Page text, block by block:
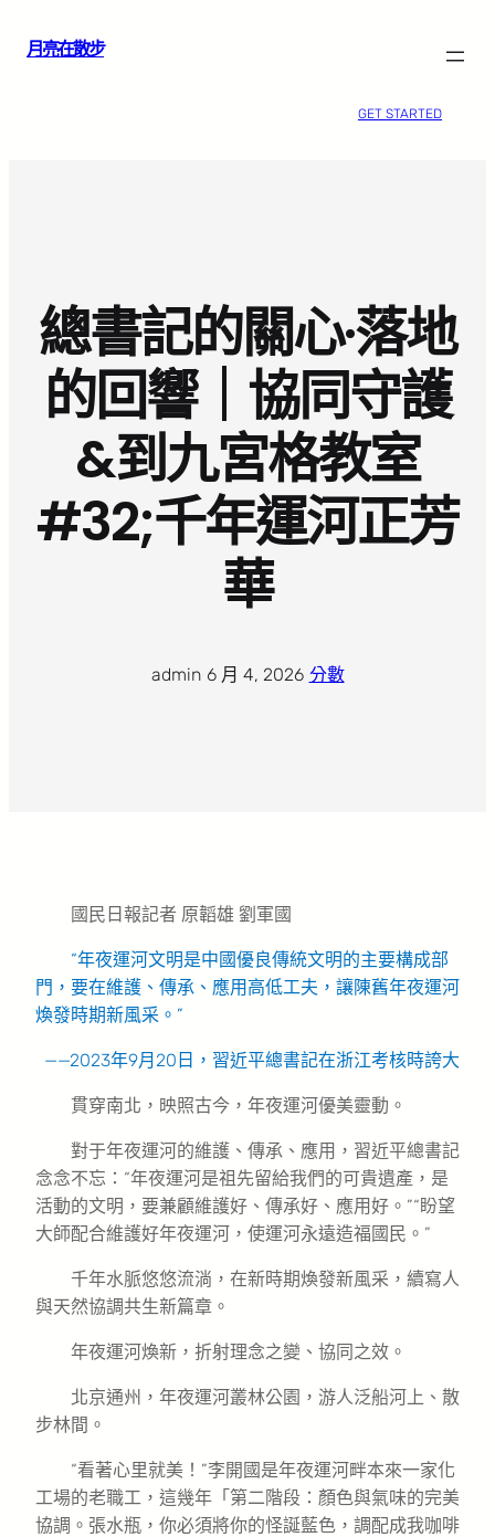
月亮在散步
GET STARTED
總書記的關心·落地
的回響｜協同守護
&到九宮格教室
#32;千年運河正芳
華
admin· 6 月 4, 2026· 分數
國民日報記者 原韜雄 劉軍國
“年夜運河文明是中國優良傳統文明的主要構成部
門，要在維護、傳承、應用高低工夫，讓陳舊年夜運河
煥發時期新風采。”
——2023年9月20日，習近平總書記在浙江考核時誇大
貫穿南北，映照古今，年夜運河優美靈動。
對于年夜運河的維護、傳承、應用，習近平總書記
念念不忘：“年夜運河是祖先留給我們的可貴遺產，是
活動的文明，要兼顧維護好、傳承好、應用好。”“盼望
大師配合維護好年夜運河，使運河永遠造福國民。”
千年水脈悠悠流淌，在新時期煥發新風采，續寫人
與天然協調共生新篇章。
年夜運河煥新，折射理念之變、協同之效。
北京通州，年夜運河叢林公園，游人泛船河上、散
步林間。
“看著心里就美！”李開國是年夜運河畔本來一家化
工場的老職工，這幾年「第二階段：顏色與氣味的完美
協調。張水瓶，你必須將你的怪誕藍色，調配成我咖啡